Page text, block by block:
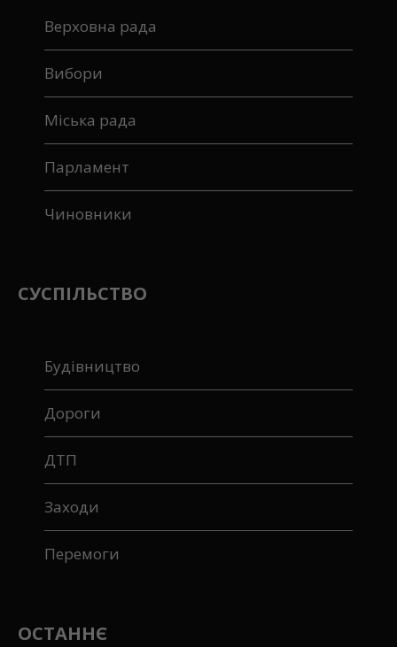
Верховна рада
Вибори
Міська рада
Парламент
Чиновники
СУСПІЛЬСТВО
Будівництво
Дороги
ДТП
Заходи
Перемоги
ОСТАННЄ